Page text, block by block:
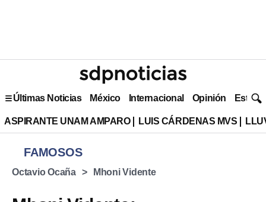
Últimas Noticias México Internacional Opinión Estilo
ASPIRANTE UNAM AMPARO LUIS CÁRDENAS MVS
FAMOSOS
Octavio Ocaña Mhoni Vidente